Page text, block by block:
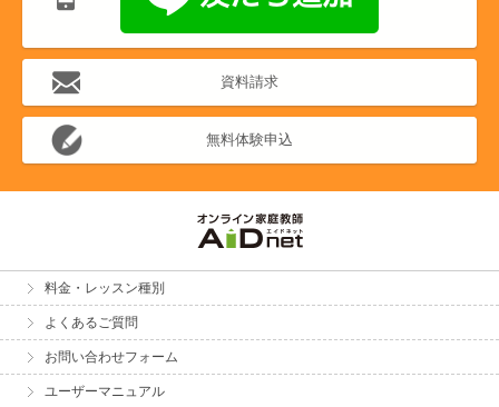
資料請求
無料体験申込
料金・レッスン種別
よくあるご質問
お問い合わせフォーム
ユーザーマニュアル